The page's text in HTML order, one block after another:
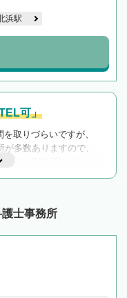
浜駅
可」
取りづらいですが、
多数ありますので、
うな事務所に絞り込
士事務所